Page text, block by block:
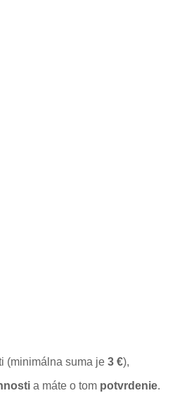
(minimálna suma je 3 €),
a máte o tom potvrdenie.